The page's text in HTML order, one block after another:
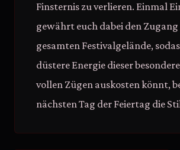
Finsternis zu verlieren. Einmal
gewährt euch dabei den
gesamten Festivalgelände,
düstere Energie dieser
vollen Zügen auskosten könnt,
nächsten Tag der Feiertag die